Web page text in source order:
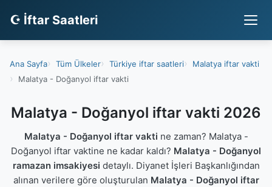
☪ İftar Saatleri
Ana Sayfa Tüm Ülkeler Türkiye iftar saatleri
Malatya iftar vakti
Malatya - Doğanyol iftar vakti
Malatya - Doğanyol iftar vakti 2026
Malatya - Doğanyol iftar vakti ne zaman? Malatya -
Doğanyol iftar vaktine ne kadar kaldı? Malatya - Doğanyol
ramazan imsakiyesi detaylı. Diyanet İşleri Başkanlığından
alınan verilere göre oluşturulan Malatya - Doğanyol iftar